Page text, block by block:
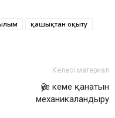
қашықтан оқыту
Келесі материал
Әуе кеме қанатын
механикаландыру